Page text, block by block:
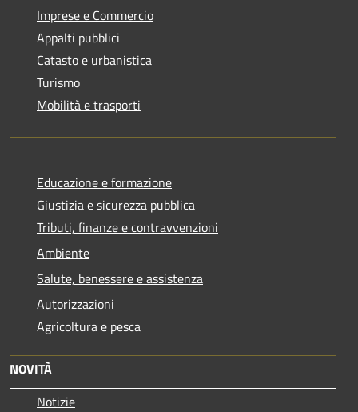
Imprese e Commercio
Appalti pubblici
Catasto e urbanistica
Turismo
Mobilità e trasporti
Educazione e formazione
Giustizia e sicurezza pubblica
Tributi, finanze e contravvenzioni
Ambiente
Salute, benessere e assistenza
Autorizzazioni
Agricoltura e pesca
NOVITÀ
Notizie